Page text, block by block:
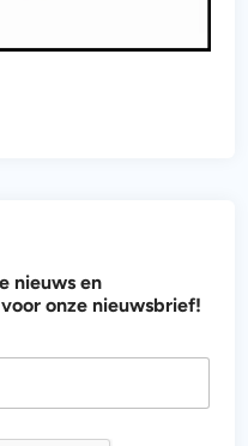
nieuws en
onze nieuwsbrief!